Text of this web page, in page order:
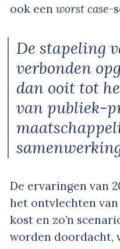
ook een worst case-
De stapeling
verbonden
dan ooit tot
van publiek-
De ervaringen van
het ontvlechten van
kost en zo’n
worden doordacht,